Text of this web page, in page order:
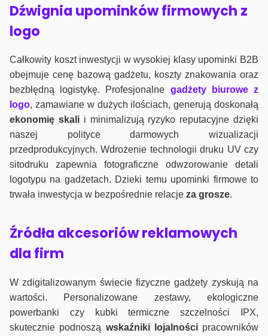
Dźwignia upominków firmowych z
logo
Całkowity koszt inwestycji w wysokiej klasy upominki B2B
obejmuje cenę bazową gadżetu, koszty znakowania oraz
bezbłędną logistykę. Profesjonalne gadżety biurowe z
logo, zamawiane w dużych ilościach, generują doskonałą
ekonomię skalii minimalizują ryzyko reputacyjne dzięki
naszej polityce darmowych wizualizacji
przedprodukcyjnych. Wdrożenie technologii druku UV czy
sitodruku zapewnia fotograficzne odwzorowanie detali
logotypu na gadżetach. Dzieki temu upominki firmowe to
trwała inwestycja w bezpośrednie relacje za grosze.
Źródła akcesoriów reklamowych
dla firm
W zdigitalizowanym świecie fizyczne gadżety zyskują na
wartości. Personalizowane zestawy, ekologiczne
powerbanki czy kubki termiczne szczelności IPX,
skutecznie podnoszą wskaźniki lojalnościpracowników